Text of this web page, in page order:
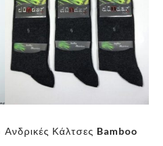
Ανδρικές Κάλτσες Bamboo